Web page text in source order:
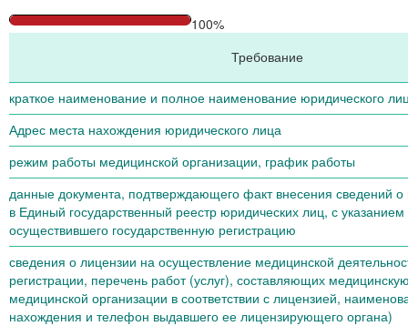
100%
Требование
краткое наименование и полное наименование юридического
Адрес места нахождения юридического лица
режим работы медицинской организации, график работы
данные документа, подтверждающего факт внесения сведений
в Единый государственный реестр юридических лиц, с указанием
осуществившего государственную регистрацию
сведения о лицензии на осуществление медицинской
регистрации, перечень работ (услуг), составляющих
медицинской организации в соответствии с лицензией,
нахождения и телефон выдавшего ее лицензирующего органа)